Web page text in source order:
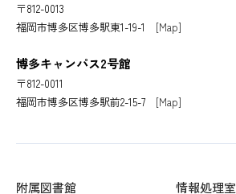
〒812-0013
福岡市博多区博多駅東1-19-1 [Map]
博多キャンパス2号館
〒812-0011
福岡市博多区博多駅前2-15-7 [Map]
附属図書館
情報処理室